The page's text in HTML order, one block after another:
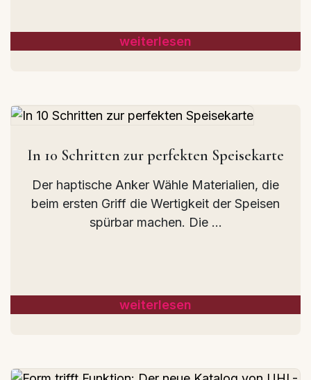
weiterlesen
In 10 Schritten zur perfekten Speisekarte
Der haptische Anker Wähle Materialien, die
beim ersten Griff die Wertigkeit der Speisen
spürbar machen. Die ...
weiterlesen